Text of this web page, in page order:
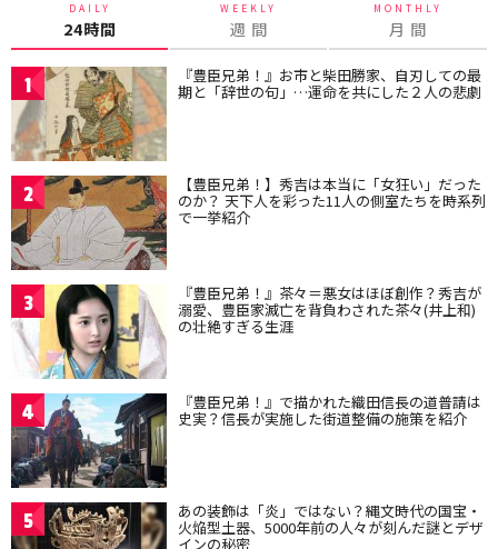
DAILY
24時間
WEEKLY
週 間
MONTHLY
月 間
1 『豊臣兄弟！』お市と柴田勝家、自刃しての最
期と「辞世の句」…運命を共にした２人の悲劇
2 【豊臣兄弟！】秀吉は本当に「女狂い」だった
のか？ 天下人を彩った11人の側室たちを時系列
で一挙紹介
3 『豊臣兄弟！』茶々＝悪女はほぼ創作？秀吉が
溺愛、豊臣家滅亡を背負わされた茶々(井上和)
の壮絶すぎる生涯
4 『豊臣兄弟！』で描かれた織田信長の道普請は
史実？信長が実施した街道整備の施策を紹介
5 あの装飾は「炎」ではない？縄文時代の国宝・
火焔型土器、5000年前の人々が刻んだ謎とデザ
インの秘密